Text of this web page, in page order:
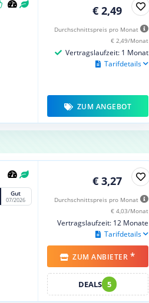
€ 2,49
Durchschnittspreis pro Monat
€ 2,49/Monat
Vertragslaufzeit: 1 Monat
Tarifdetails
ZUM ANGEBOT
Gut
07/2026
€ 3,27
Durchschnittspreis pro Monat
€ 4,03/Monat
Vertragslaufzeit: 12 Monate
Tarifdetails
ZUM ANBIETER *
DEALS 5